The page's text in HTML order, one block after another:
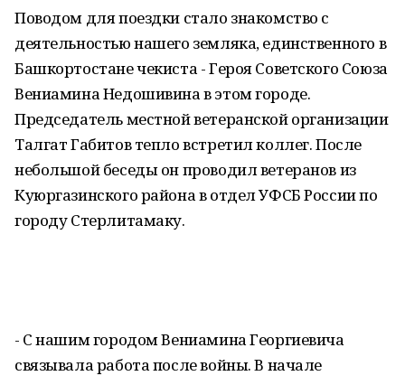
Поводом для поездки стало знакомство с
деятельностью нашего земляка, единственного в
Башкортостане чекиста - Героя Советского Союза
Вениамина Недошивина в этом городе.
Председатель местной ветеранской организации
Талгат Габитов тепло встретил коллег. После
небольшой беседы он проводил ветеранов из
Куюргазинского района в отдел УФСБ России по
городу Стерлитамаку.
- С нашим городом Вениамина Георгиевича
связывала работа после войны. В начале